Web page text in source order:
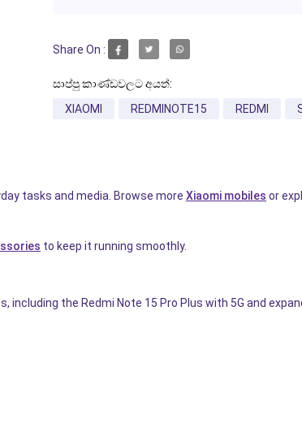
Share On :
සාප්පු කාණ්ඩවලට අයත්:
XIAOMI
REDMINOTE15 REDMI
tasks and media. Browse more Xiaomi mobiles or
to keep it running smoothly.
the Redmi Note 15 Pro Plus with 5G and